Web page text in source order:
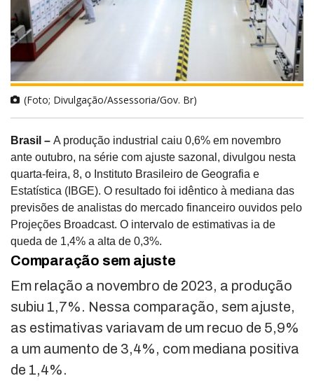
(Foto; Divulgação/Assessoria/Gov. Br)
Brasil – A produção industrial caiu 0,6% em novembro
ante outubro, na série com ajuste sazonal, divulgou nesta
quarta-feira, 8, o Instituto Brasileiro de Geografia e
Estatística (IBGE). O resultado foi idêntico à mediana das
previsões de analistas do mercado financeiro ouvidos pelo
Projeções Broadcast. O intervalo de estimativas ia de
queda de 1,4% a alta de 0,3%.
Comparação sem ajuste
Em relação a novembro de 2023, a produção
subiu 1,7%. Nessa comparação, sem ajuste,
as estimativas variavam de um recuo de 5,9%
a um aumento de 3,4%, com mediana positiva
de 1,4%.